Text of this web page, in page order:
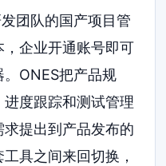
团队的国产项目管
企业开通账号即可
ONES把产品规
度跟踪和测试管理
提出到产品发布的
具之间来回切换，